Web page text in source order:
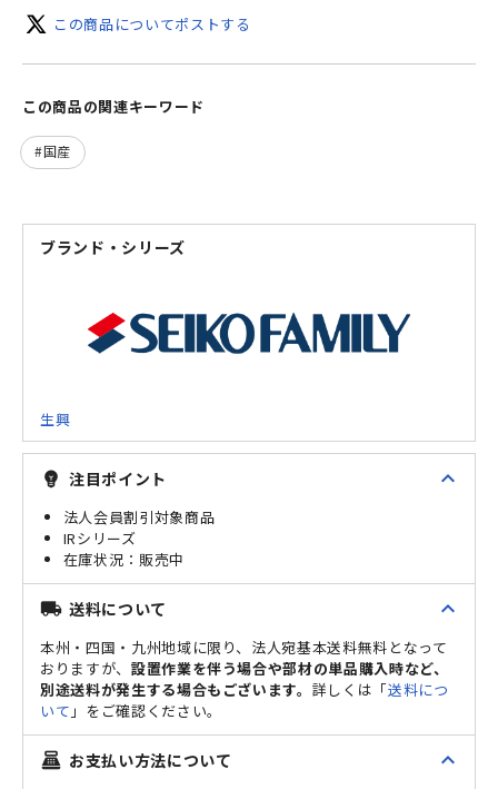
この商品についてポストする
この商品の関連キーワード
国産
ブランド・シリーズ
生興
emoji_objects 注目ポイント expand_less
法人会員割引対象商品
IRシリーズ
販売中
local_shipping 送料について expand_less
本州・四国・九州地域に限り、法人宛基本送料無料となって
おりますが、 設置作業を伴う場合や部材の単品購入時など、
別途送料が発生する場合もございます。 詳しくは「送料につ
いて 」をご確認ください。
point_of_sale お支払い方法について expand_less